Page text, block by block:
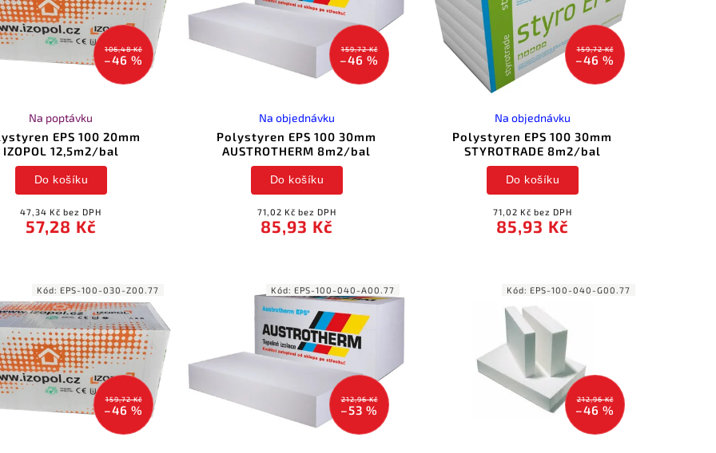
106,48 Kč
–46 %
EPS 100 20mm
IZOPOL 12,5m2/bal
Na poptávku
47,34 Kč bez DPH
57,28 Kč
Do košíku
159,72 Kč
–46 %
Polystyren EPS 100 30mm
AUSTROTHERM 8m2/bal
Na objednávku
71,02 Kč bez DPH
85,93 Kč
Do košíku
159,72 Kč
–46 %
Polystyren EPS 100 30mm
STYROTRADE 8m2/bal
Na objednávku
71,02 Kč bez DPH
85,93 Kč
Do košíku
159,72 Kč
–46 %
Kód: EPS-100-030-Z00.77
212,96 Kč
–53 %
Kód: EPS-100-040-A00.77
212,96 Kč
–46 %
Kód: EPS-100-040-G00.77